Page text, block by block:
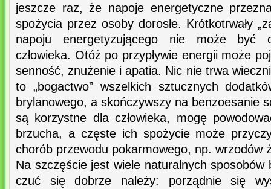
jeszcze raz, że napoje energetyczne
spożycia przez osoby dorosłe. Krótkotrwały
napoju energetyzującego nie może być
człowieka. Otóż po przypływie energii może
senność, znużenie i apatia. Nic nie trwa
to „bogactwo” wszelkich sztucznych
brylanowego, a skończywszy na benzoesanie
są korzystne dla człowieka, mogę
brzucha, a częste ich spożycie może
chorób przewodu pokarmowego, np. wrzodów
Na szczęście jest wiele naturalnych sposobów
czuć się dobrze należy: porządnie się